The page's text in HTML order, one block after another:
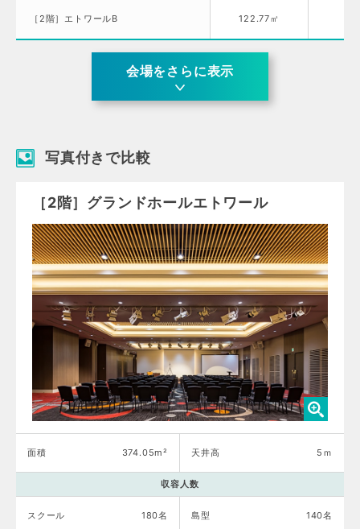
［2階］エトワールB 122.77㎡
会場をさらに表示
写真付きで比較
［2階］グランドホールエトワール
面積 374.05m² 天井高 5ｍ
収容人数
スクール 180名 島型 140名